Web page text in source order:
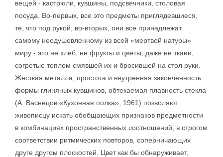
вещей - кастрюли, кувшины, подсвечники, столовая
посуда. Во-первых, все это предметы приглядевшиеся,
те, что под рукой; во-вторых, они все принадлежат
самому неодушевленному из всей «мертвой натуры»
миру - это не хлеб, не фрукты и цветы, даже не ткани,
согретые теплом смявшей их и бросившей на стол руки.
Жесткая металла, простота и внутренняя законченность
формы глиняных кувшинов, обтекаемая плавность стекла
(А. Васнецов «Кухонная полка», 1961) позволяют
живописцу искать обобщающих признаков предметности
в комбинациях пространственных соотношений, в строгом
соответствии ритмических повторов, соперничающих
друге другом плоскостей. Цвет как бы обнаруживает,